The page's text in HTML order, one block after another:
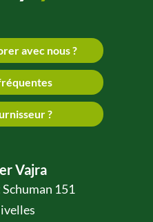
avec nous ?
?
Vajra
151